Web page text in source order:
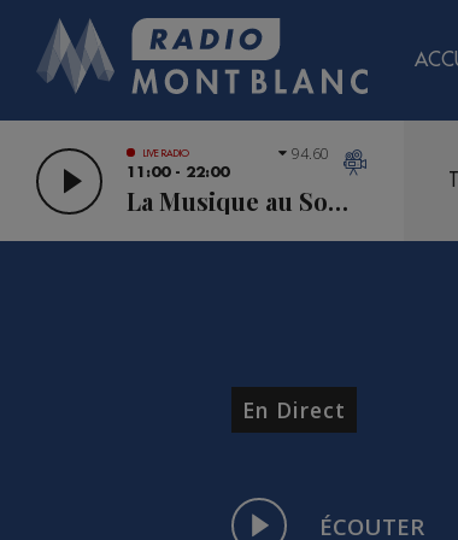
LIVE RADIO
11:00 - 22:00
La Musique au Sommet
94.60
En Direct
ÉCOUTER